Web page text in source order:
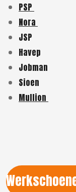
PSP
Nora
JSP
Havep
Jobman
Sioen
Mullion